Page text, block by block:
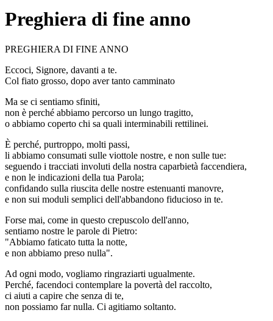
Preghiera di fine anno
PREGHIERA DI FINE ANNO
Eccoci, Signore, davanti a te.
Col fiato grosso, dopo aver tanto camminato
Ma se ci sentiamo sfiniti,
non è perché abbiamo percorso un lungo tragitto,
o abbiamo coperto chi sa quali interminabili rettilinei.
È perché, purtroppo, molti passi,
li abbiamo consumati sulle viottole nostre, e non sulle tue:
seguendo i tracciati involuti della nostra caparbietà faccendiera,
e non le indicazioni della tua Parola;
confidando sulla riuscita delle nostre estenuanti manovre,
e non sui moduli semplici dell'abbandono fiducioso in te.
Forse mai, come in questo crepuscolo dell'anno,
sentiamo nostre le parole di Pietro:
"Abbiamo faticato tutta la notte,
e non abbiamo preso nulla".
Ad ogni modo, vogliamo ringraziarti ugualmente.
Perché, facendoci contemplare la povertà del raccolto,
ci aiuti a capire che senza di te,
non possiamo far nulla. Ci agitiamo soltanto.